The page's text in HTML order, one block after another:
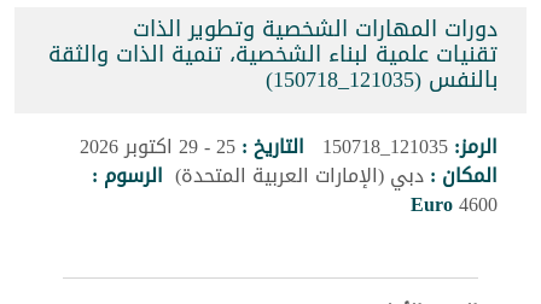
دورات المهارات الشخصية وتطوير الذات
تقنيات علمية لبناء الشخصية، تنمية الذات والثقة
بالنفس (121035_150718)
الرمز:121035_150718 التاريخ :25 - 29 اكتوبر 2026
المكان :دبي (الإمارات العربية المتحدة) الرسوم :
4600
Euro